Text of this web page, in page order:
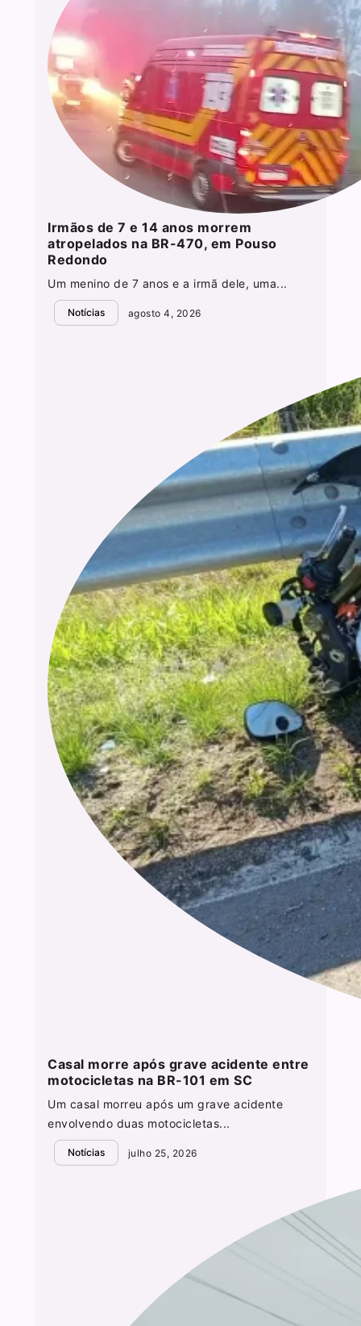
Irmãos de 7 e 14 anos morrem
atropelados na BR-470, em Pouso
Redondo
Um menino de 7 anos e a irmã dele, uma...
Notícias agosto 4, 2026
Casal morre após grave acidente entre
motocicletas na BR-101 em SC
Um casal morreu após um grave acidente
envolvendo duas motocicletas...
Notícias julho 25, 2026